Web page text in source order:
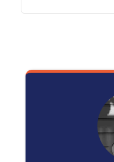
dig istället för